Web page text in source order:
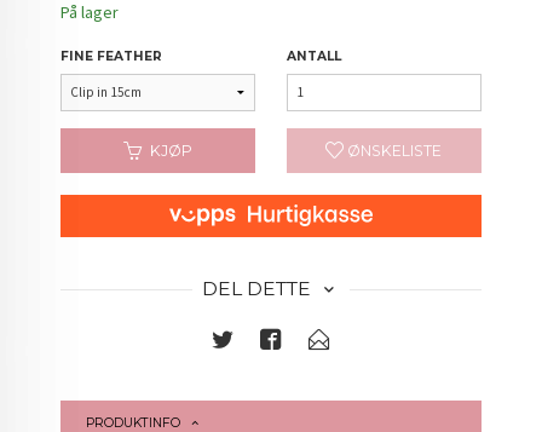
På lager
FINE FEATHER ANTALL
KJØP ØNSKELISTE
DEL DETTE
PRODUKTINFO